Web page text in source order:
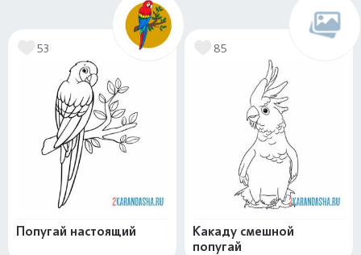
53
Попугай настоящий
85
Какаду смешной
попугай